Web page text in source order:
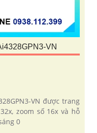
VN
VN được trang
zoom số 16x và hỗ
0